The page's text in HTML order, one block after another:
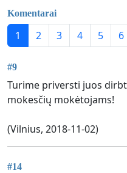
Komentarai
1 2 3 4 5 6
#9
Turime priversti juos
mokesčių mokėtojams!
(Vilnius, 2018-11-02)
#14